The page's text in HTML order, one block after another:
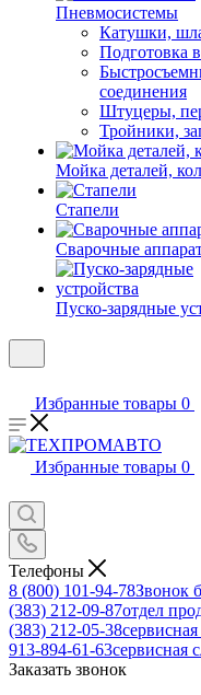
Пневмосистемы
Катушки,
Подготовка
соединения
Штуцеры,
Тройники,
Мойка деталей,
Стапели
Сварочные
Пуско-зарядные
Избранные товары 0
Избранные товары 0
Телефоны
8 (800) 101-94-78Звонок
(383) 212-09-87отдел
(383) 212-05-38
913-894-61-63сервисная
Заказать звонок